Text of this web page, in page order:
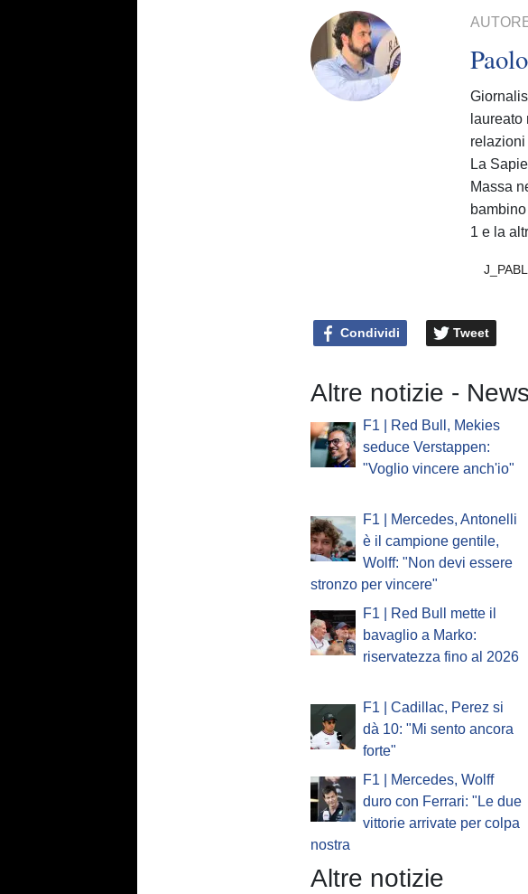
relazioni
La
Massa
1 e la
Condividi Tweet
Altre notizie - News
F1 | Red Bull, Mekies
seduce Verstappen:
"Voglio vincere anch'io"
F1 | Mercedes, Antonelli
è il campione gentile,
Wolff: "Non devi essere
stronzo per vincere"
F1 | Red Bull mette il
bavaglio a Marko:
riservatezza fino al 2026
F1 | Cadillac, Perez si
dà 10: "Mi sento ancora
forte"
F1 | Mercedes, Wolff
duro con Ferrari: "Le due
vittorie arrivate per colpa
nostra
Altre notizie